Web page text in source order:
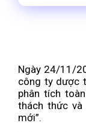
Ngày 24/11/
công ty dược
phân tích
thách thức và
mới”.